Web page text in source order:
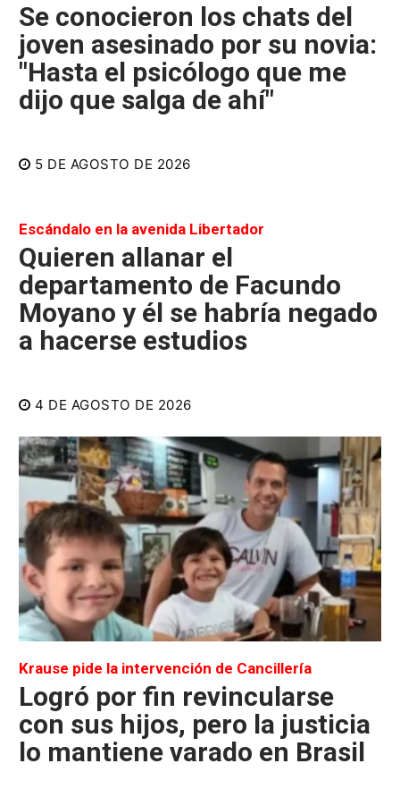
Se conocieron los chats del
joven asesinado por su novia:
"Hasta el psicólogo que me
dijo que salga de ahí"
5 DE AGOSTO DE 2026
Escándalo en la avenida Libertador
Quieren allanar el
departamento de Facundo
Moyano y él se habría negado
a hacerse estudios
4 DE AGOSTO DE 2026
Krause pide la intervención de Cancillería
Logró por fin revincularse
con sus hijos, pero la justicia
lo mantiene varado en Brasil